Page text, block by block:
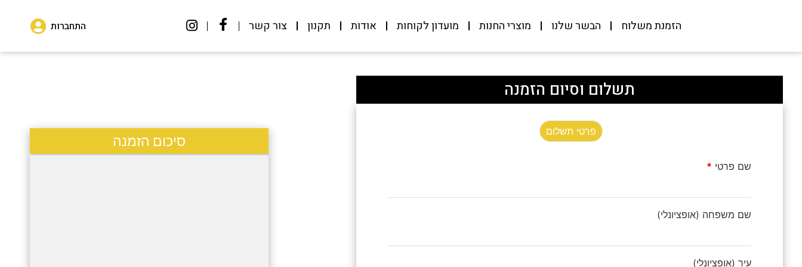
הזמנת משלוח הבשר שלנו מוצרי החנות מועדון לקוחות אודות תקנון צור קשר התחברות
תשלום וסיום הזמנה
פרטי תשלום
שם פרטי *
שם משפחה (אופציונלי)
עיר (אופציונלי)
סיכום הזמנה